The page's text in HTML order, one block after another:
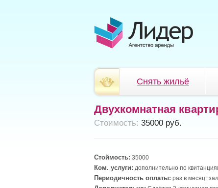
Снять жильё
Двухкомнатная
Cтоимость: 35000 руб.
Стоймость: 35000
Ком. услуги: дополнительно по
Периодичность оплаты: раз в